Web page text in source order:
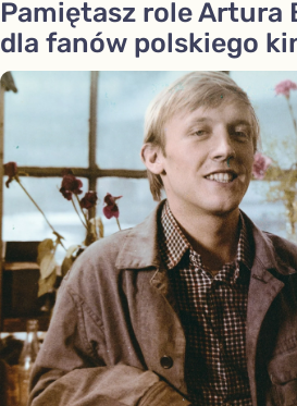
Pamiętasz role Artura
dla fanów polskiego